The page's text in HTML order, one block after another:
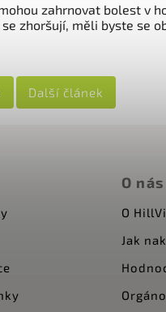
zahrnovat bolest v
zhoršují, měli byste se
Další článek
O nás
O
Jak